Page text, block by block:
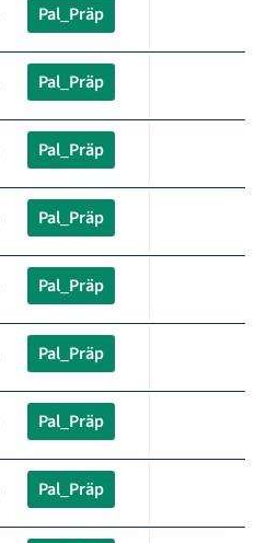
Pal_Präp
Pal_Präp
Pal_Präp
Pal_Präp
Pal_Präp
Pal_Präp
Pal_Präp
Pal_Präp